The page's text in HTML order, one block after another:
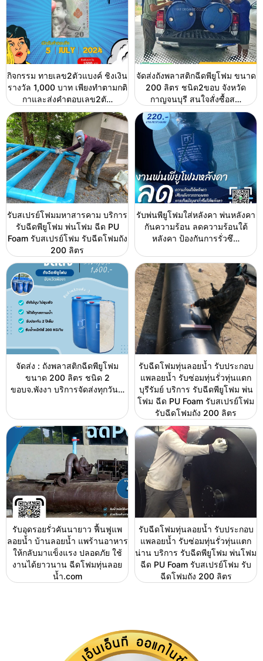
กิจกรรม ทายเลข2ตัวแบงค์ ชิงเงิน
รางวัล 1,000 บาท เพียงทำตามกติ
กาและส่งคำตอบเลข2ตั…
จัดส่งถังพลาสติกฉีดพียูโฟม ขนาด
200 ลิตร ชนิด2ขอบ จังหวัด
กาญจนบุรี สนใจสั่งซื้อส…
รับสเปรย์โฟมมหาสารคาม บริการ
รับฉีดพียูโฟม พ่นโฟม ฉีด PU
Foam รับสเปรย์โฟม รับฉีดโฟมถัง
200 ลิตร
รับพ่นพียูโฟมใส่หลังคา พ่นหลังคา
กันความร้อน ลดความร้อนใต้
หลังคา ป้องกันการรั่วซึ…
จัดส่ง : ถังพลาสติกฉีดพียูโฟม
ขนาด 200 ลิตร ชนิด 2
ขอบจ.พังงา บริการจัดส่งทุกวัน…
รับฉีดโฟมทุ่นลอยน้ำ รับประกอบ
แพลอยน้ำ รับซ่อมทุ่นรั่วทุ่นแตก
บุรีรัมย์ บริการ รับฉีดพียูโฟม พ่น
โฟม ฉีด PU Foam รับสเปรย์โฟม
รับฉีดโฟมถัง 200 ลิตร
รับอุดรอยรั่วคันนายาว ฟื้นฟูแพ
ลอยน้ำ บ้านลอยน้ำ แพร้านอาหาร
ให้กลับมาแข็งแรง ปลอดภัย ใช้
งานได้ยาวนาน ฉีดโฟมทุ่นลอย
น้ำ.com
รับฉีดโฟมทุ่นลอยน้ำ รับประกอบ
แพลอยน้ำ รับซ่อมทุ่นรั่วทุ่นแตก
น่าน บริการ รับฉีดพียูโฟม พ่นโฟม
ฉีด PU Foam รับสเปรย์โฟม รับ
ฉีดโฟมถัง 200 ลิตร